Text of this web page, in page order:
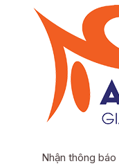
Nhận thông